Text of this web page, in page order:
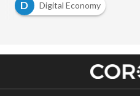
D
Digital Economy